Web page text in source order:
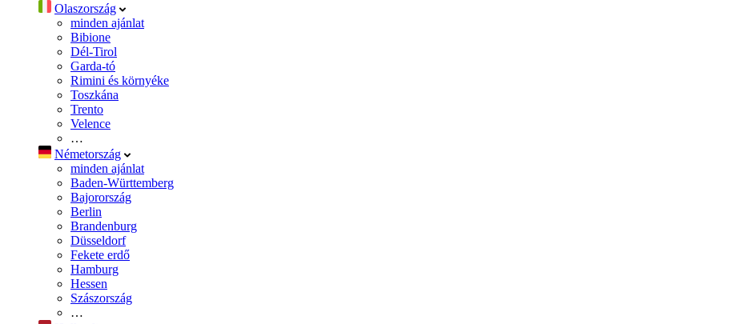
Olaszország
minden ajánlat
Bibione
Dél-Tirol
Garda-tó
Rimini és környéke
Toszkána
Trento
Velence
…
Németország
minden ajánlat
Baden-Württemberg
Bajorország
Berlin
Brandenburg
Düsseldorf
Fekete erdő
Hamburg
Hessen
Szászország
…